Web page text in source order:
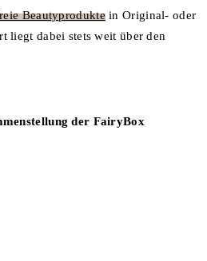
Beautyproduktein Original- oder
liegt dabei stets weit über den
der FairyBox